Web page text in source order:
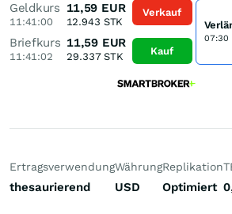
Geldkurs
11:41:00
11,59 EUR
12.943 STK
Briefkurs
11:41:02
11,59 EUR
29.337STK
Verkauf
Kauf
07:30
Ertragsverwendung
thesaurierend
Währung
USD
Replikation
Optimiert